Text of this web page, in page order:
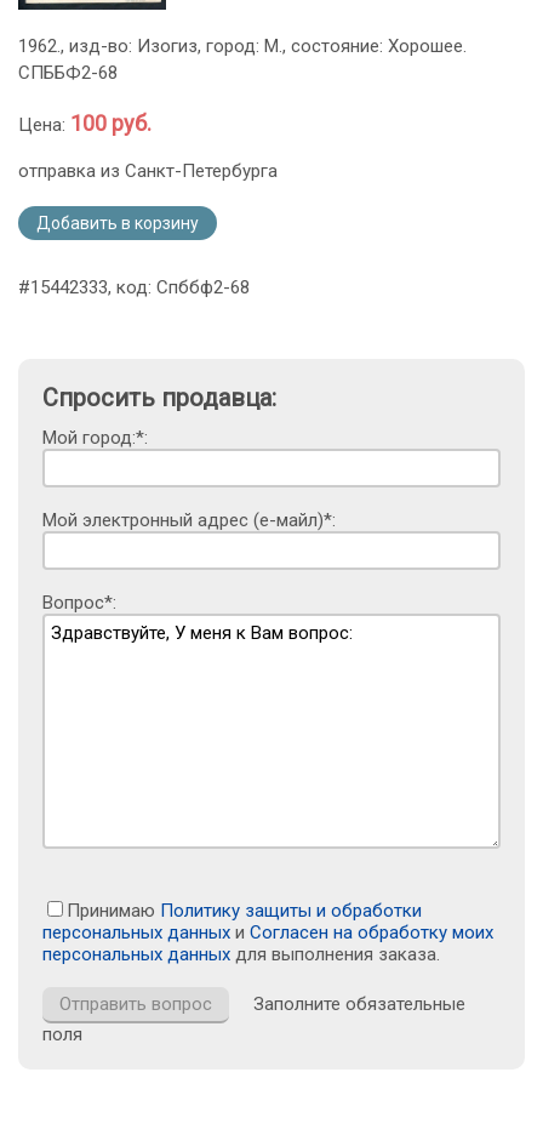
1962., изд-во: Изогиз, город: М., состояние: Хорошее.
СПББФ2-68
Цена: 100 руб.
отправка из Санкт-Петербурга
Добавить в корзину
#15442333, код: Спббф2-68
Спросить продавца:
Мой город:*:
Мой электронный адрес (е-майл)*:
Вопрос*:
Принимаю Политику защиты и обработки
персональных данных и Согласен на обработку моих
персональных данных для выполнения заказа.
Заполните обязательные
поля